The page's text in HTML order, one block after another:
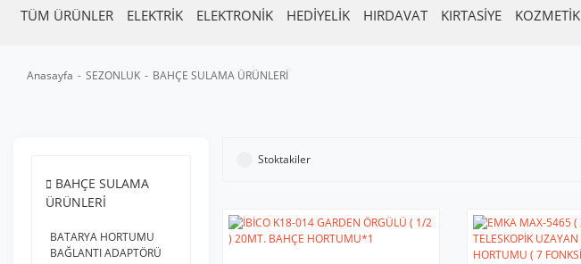
TÜM ÜRÜNLER ELEKTRİK ELEKTRONİK HEDİYELİK HIRDAVAT KIRTASİYE KOZMETİK
Anasayfa SEZONLUK BAHÇE SULAMA ÜRÜNLERİ
BAHÇE SULAMA
ÜRÜNLERİ
BATARYA HORTUMU
BAĞLANTI ADAPTÖRÜ
Stoktakiler